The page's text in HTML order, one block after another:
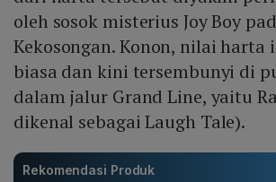
oleh sosok misterius Joy Boy
Kekosongan. Konon, nilai harta
biasa dan kini tersembunyi di
dalam jalur Grand Line, yaitu
dikenal sebagai Laugh Tale).
Rekomendasi Produk